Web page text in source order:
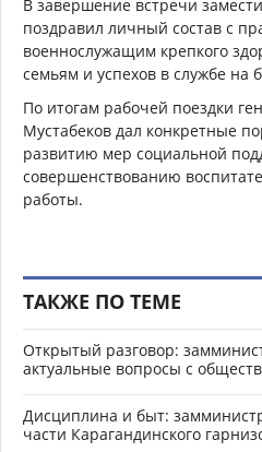
В завершение встречи
поздравил личный состав с
военнослужащим крепкого
семьям и успехов в службе на
По итогам рабочей поездки
Мустабеков дал конкретные
развитию мер социальной
совершенствованию
работы.
ТАКЖЕ ПО ТЕМЕ
Открытый разговор:
актуальные вопросы с
Дисциплина и быт:
части Карагандинского